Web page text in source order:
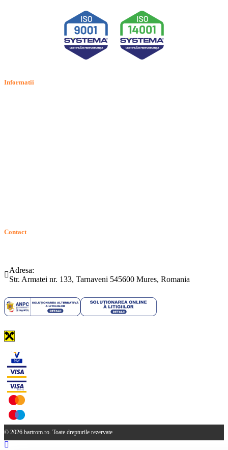
Informatii
Contact
Adresa:
Str. Armatei nr. 133, Tarnaveni 545600 Mures, Romania
© 2026 bartrom.ro. Toate drepturile rezervate